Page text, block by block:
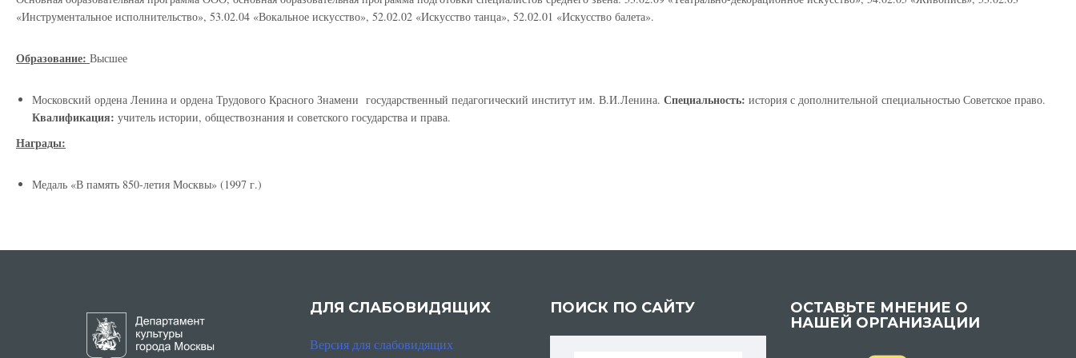
«Инструментальное исполнительство», 53.02.04 «Вокальное искусство», 52.02.02 «Искусство танца», 52.02.01 «Искусство балета».
Образование: Высшее
Московский ордена Ленина и ордена Трудового Красного Знамени государственный педагогический институт им. В.И.Ленина. Специальность: история с дополнительной специальностью Советское право.
Квалификация: учитель истории, обществознания и советского государства и права.
Награды:
Медаль «В память 850-летия Москвы» (1997 г.)
ДЛЯ СЛАБОВИДЯЩИХ
Версия для слабовидящих
ПОИСК ПО САЙТУ
ОСТАВЬТЕ МНЕНИЕ О
НАШЕЙ ОРГАНИЗАЦИИ